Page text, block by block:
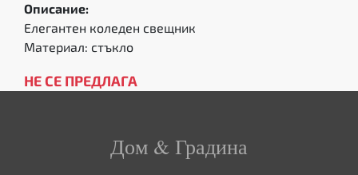
Описание:
Елегантен коледен свещник
Материал: стъкло
НЕ СЕ ПРЕДЛАГА
Дом & Градина